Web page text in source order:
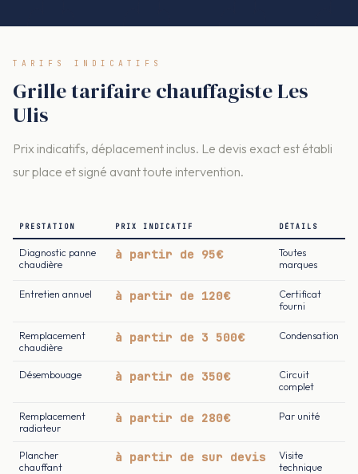
TARIFS INDICATIFS
Grille tarifaire chauffagiste Les
Ulis
Prix indicatifs, déplacement inclus. Le devis exact est établi
sur place et signé avant toute intervention.
PRESTATION PRIX INDICATIF DÉTAILS
Diagnostic panne
chaudière
à partir de 95€
Toutes
marques
Entretien annuel à partir de 120€
Certificat
fourni
Remplacement
chaudière
à partir de 3 500€ Condensation
Désembouage à partir de 350€
Circuit
complet
Remplacement
radiateur
à partir de 280€ Par unité
Plancher
chauffant
à partir de sur devis
Visite
technique